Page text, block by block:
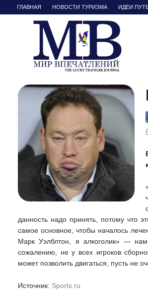
ГЛАВНАЯ НОВОСТИ ТУРИЗМА ИДЕИ
данность надо принять, потому что
самое основное, чтобы началось
Марк Уэлблтон, я алкоголик» —
сожалению, не у всех игроков
может позволить двигаться, пусть не
Источник: Sports.ru